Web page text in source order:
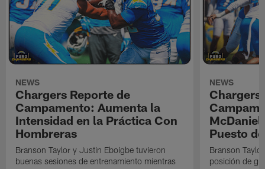
NEWS
Chargers Reporte de
Campamento: Aumenta la
Intensidad en la Práctica Con
Hombreras
Branson Taylor y Justin Eboigbe tuvieron
buenas sesiones de entrenamiento mientras
NEWS
Chargers
Puesto
Branson
posición de